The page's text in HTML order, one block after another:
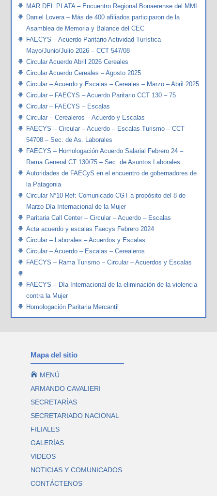
MAR DEL PLATA – Encuentro Regional Bonaerense del MMI
Daniel Lovera – Más de 400 afiliados participaron de la
Asamblea de Memoria y Balance del CEC
FAECYS – Acuerdo Paritario Actividad Turística
Mayo/Junio/Julio 2026 – CCT 547/08
Circular Acuerdo Abril 2026 Cereales
Circular Acuerdo Cereales – Agosto 2025
Circular – Acuerdo y Escalas – Cereales – Marzo – Abril 2025
Circular – FAECYS – Acuerdo Paritario CCT 130 – 75
Circular – FAECYS – Escalas
Circular – Cerealeros – Acuerdo y Escalas
FAECYS – Circular – Acuerdo – Escalas Turismo – CCT
54708 – Sec. de As. Laborales
FAECYS – Homologación Acuerdo Salarial Febrero 24 –
Rama General CT 130/75 – Sec. de Asuntos Laborales
Autoridades de FAECyS en el encuentro de gobernadores de
la Patagonia
Circular N°10 Ref: Comunicado CGT a propósito del 8 de
Marzo Día Internacional de la Mujer
Paritaria Call Center – Circular – Acuerdo – Escalas
Acta acuerdo y escalas Faecys Febrero 2024
Circular – Laborales – Acuerdos y Escalas
Circular – Acuerdo – Escalas – Cerealeros
FAECYS – Rama Turismo – Circular – Acuerdos y Escalas
FAECYS – Día Internacional de la eliminación de la violencia
contra la Mujer
Homologación Paritaria Mercantil
Mapa del sitio
 MENÚ
ARMANDO CAVALIERI
SECRETARÍAS
SECRETARIADO NACIONAL
FILIALES
GALERÍAS
VIDEOS
NOTICIAS Y COMUNICADOS
CONTÁCTENOS